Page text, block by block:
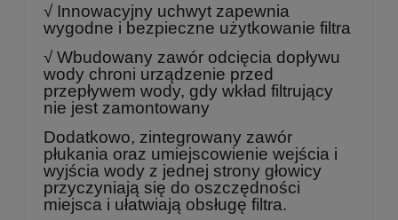
√ Innowacyjny uchwyt zapewnia
wygodne i bezpieczne użytkowanie filtra
√ Wbudowany zawór odcięcia dopływu
wody chroni urządzenie przed
przepływem wody, gdy wkład filtrujący
nie jest zamontowany
Dodatkowo, zintegrowany zawór
płukania oraz umiejscowienie wejścia i
wyjścia wody z jednej strony głowicy
przyczyniają się do oszczędności
miejsca i ułatwiają obsługę filtra.